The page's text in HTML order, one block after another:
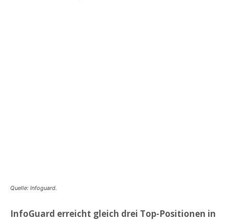
Quelle: Infoguard.
InfoGuard erreicht gleich drei Top-Positionen in